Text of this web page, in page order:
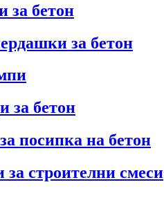
за бетон
за бетон
за бетон
посипка на бетон
строителни смеси